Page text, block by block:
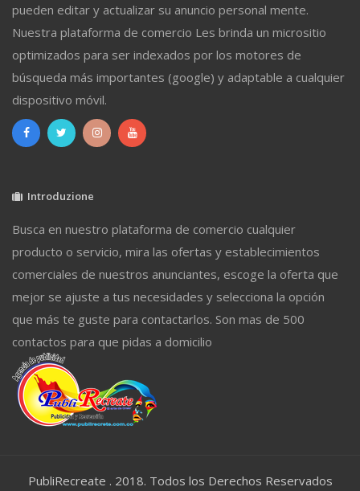
pueden editar y actualizar su anuncio personal mente.
Nuestra plataforma de comercio Les brinda un micrositio
optimizados para ser indexados por los motores de
búsqueda más importantes (google) y adaptable a cualquier
dispositivo móvil.
Introduzione
Busca en nuestro plataforma de comercio cualquier
producto o servicio, mira las ofertas y establecimientos
comerciales de nuestros anunciantes, escoge la oferta que
mejor se ajuste a tus necesidades y selecciona la opción
que más te guste para contactarlos. Son mas de 500
contactos para que pidas a domicilio
PubliRecreate . 2018. Todos los Derechos Reservados